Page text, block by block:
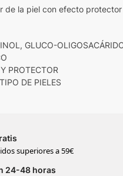
de la piel con efecto
GLUCO-
PROTECTOR
DE PIELES
superiores a 59€
24-48 horas